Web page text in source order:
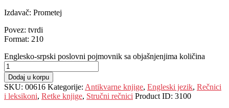
Izdavač: Prometej
Povez: tvrdi
Format: 210
Englesko-srpski poslovni pojmovnik sa objašnjenjima količina
Dodaj u korpu
SKU: 00616 Kategorije: Antikvarne knjige, Engleski jezik, Rečnici
i leksikoni, Retke knjige, Stručni rečnici Product ID: 3100